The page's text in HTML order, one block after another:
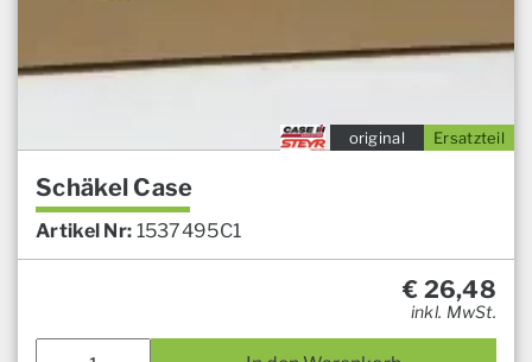
Ersatzteil
original
Schäkel Case
Artikel Nr: 1537495C1
€ 26,48
inkl. MwSt.